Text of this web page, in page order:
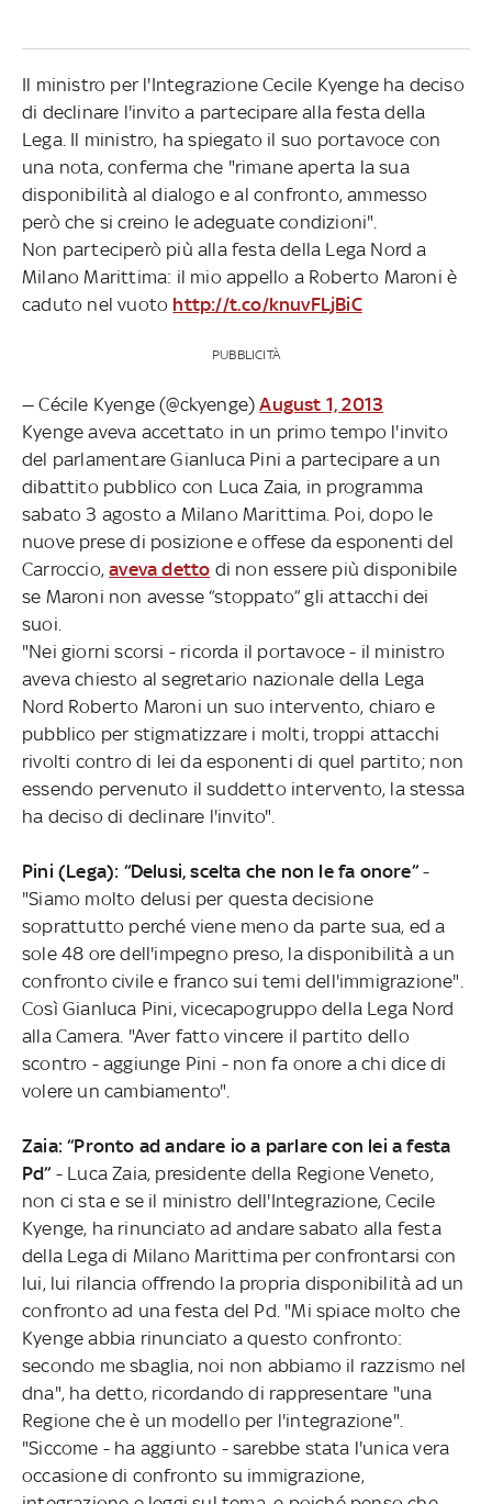
Il ministro per l'Integrazione Cecile Kyenge ha deciso
di declinare l'invito a partecipare alla festa della
Lega. Il ministro, ha spiegato il suo portavoce con
una nota, conferma che "rimane aperta la sua
disponibilità al dialogo e al confronto, ammesso
però che si creino le adeguate condizioni".
Non parteciperò più alla festa della Lega Nord a
Milano Marittima: il mio appello a Roberto Maroni è
caduto nel vuoto http://t.co/knuvFLjBiC
PUBBLICITÀ
— Cécile Kyenge (@ckyenge)August 1, 2013
Kyenge aveva accettato in un primo tempo l'invito
del parlamentare Gianluca Pini a partecipare a un
dibattito pubblico con Luca Zaia, in programma
sabato 3 agosto a Milano Marittima. Poi, dopo le
nuove prese di posizione e offese da esponenti del
Carroccio,aveva detto di non essere più disponibile
se Maroni non avesse “stoppato” gli attacchi dei
suoi.
"Nei giorni scorsi - ricorda il portavoce - il ministro
aveva chiesto al segretario nazionale della Lega
Nord Roberto Maroni un suo intervento, chiaro e
pubblico per stigmatizzare i molti, troppi attacchi
rivolti contro di lei da esponenti di quel partito; non
essendo pervenuto il suddetto intervento, la stessa
ha deciso di declinare l'invito".
Pini (Lega): “Delusi, scelta che non le fa onore”-
"Siamo molto delusi per questa decisione
soprattutto perché viene meno da parte sua, ed a
sole 48 ore dell'impegno preso, la disponibilità a un
confronto civile e franco sui temi dell'immigrazione".
Così Gianluca Pini, vicecapogruppo della Lega Nord
alla Camera. "Aver fatto vincere il partito dello
scontro - aggiunge Pini - non fa onore a chi dice di
volere un cambiamento".
Zaia: “Pronto ad andare io a parlare con lei a festa
Pd” - Luca Zaia, presidente della Regione Veneto,
non ci sta e se il ministro dell'Integrazione, Cecile
Kyenge, ha rinunciato ad andare sabato alla festa
della Lega di Milano Marittima per confrontarsi con
lui, lui rilancia offrendo la propria disponibilità ad un
confronto ad una festa del Pd. "Mi spiace molto che
Kyenge abbia rinunciato a questo confronto:
secondo me sbaglia, noi non abbiamo il razzismo nel
dna", ha detto, ricordando di rappresentare "una
Regione che è un modello per l'integrazione".
"Siccome - ha aggiunto - sarebbe stata l'unica vera
occasione di confronto su immigrazione,